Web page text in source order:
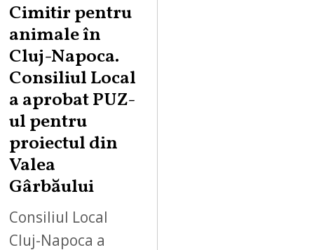
Cimitir pentru
animale în
Cluj-Napoca.
Consiliul Local
a aprobat PUZ-
ul pentru
proiectul din
Valea
Gârbăului
Consiliul Local
Cluj-Napoca a